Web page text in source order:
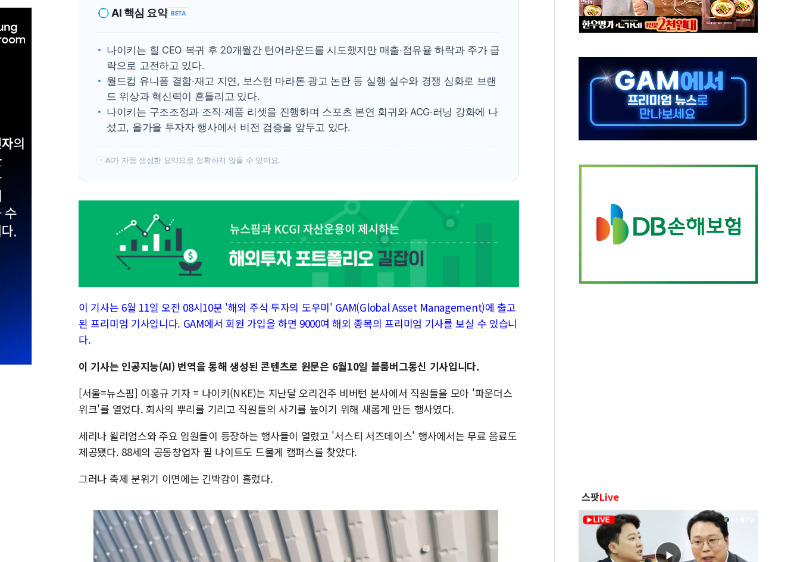
정점식, '부산 돌려차기' 부적절 발언 논란 사과…"재발 방지 모든 조치"
[특징주] 美 반도체 약세에 S7 모두 '파란불'
정점식 "경찰, 민중 아닌 권력 지팡이 자처…보완수사권 폐지해도 되나"
SUV 시대에도 세단 저력…아반떼 계약 첫날 1만대 넘었다
AI 핵심 요약 BETA
나이키는 힐 CEO 복귀 후 20개월간 턴어라운드를 시도했지만 매출·점유율 하락과 주가 급
락으로 고전하고 있다.
월드컵 유니폼 결함·재고 지연, 보스턴 마라톤 광고 논란 등 실행 실수와 경쟁 심화로 브랜
드 위상과 혁신력이 흔들리고 있다.
나이키는 구조조정과 조직·제품 리셋을 진행하며 스포츠 본연 회귀와 ACG·러닝 강화에 나
섰고, 올가을 투자자 행사에서 비전 검증을 앞두고 있다.
! AI가 자동 생성한 요약으로 정확하지 않을 수 있어요.
이 기사는 6월 11일 오전 08시10분 '해외 주식 투자의 도우미' GAM(Global Asset Management)에 출고
된 프리미엄 기사입니다. GAM에서 회원 가입을 하면 9000여 해외 종목의 프리미엄 기사를 보실 수 있습니
다.
이 기사는 인공지능(AI) 번역을 통해 생성된 콘텐츠로 원문은 6월10일 블룸버그통신 기사입니다.
[서울=뉴스핌] 이홍규 기자 = 나이키(NKE)는 지난달 오리건주 비버턴 본사에서 직원들을 모아 '파운더스
위크'를 열었다. 회사의 뿌리를 기리고 직원들의 사기를 높이기 위해 새롭게 만든 행사였다.
세리나 윌리엄스와 주요 임원들이 등장하는 행사들이 열렸고 '서스티 서즈데이스' 행사에서는 무료 음료도
제공됐다. 88세의 공동창업자 필 나이트도 드물게 캠퍼스를 찾았다.
그러나 축제 분위기 이면에는 긴박감이 흘렀다.
스팟Live